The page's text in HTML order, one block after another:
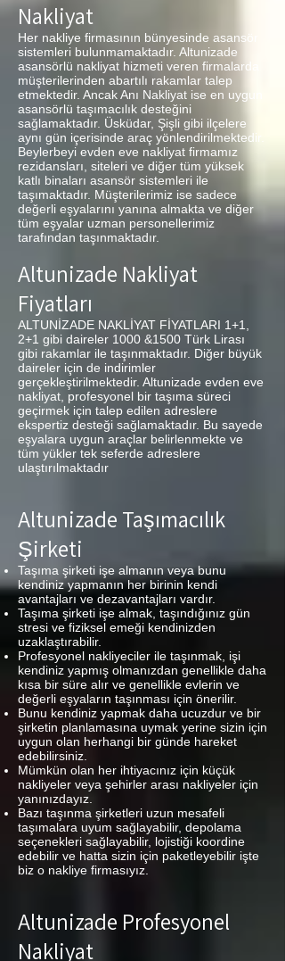
Nakliyat
Her nakliye firmasının bünyesinde asansör
sistemleri bulunmamaktadır. Altunizade
asansörlü nakliyat hizmeti veren firmalarda
müşterilerinden abartılı rakamlar talep
etmektedir. Ancak Anı Nakliyat ise en uygun
asansörlü taşımacılık desteğini
sağlamaktadır. Üsküdar, Şişli gibi ilçelere
aynı gün içerisinde araç yönlendirilmektedir.
Beylerbeyi evden eve nakliyat firmamız
rezidansları, siteleri ve diğer tüm yüksek
katlı binaları asansör sistemleri ile
taşımaktadır. Müşterilerimiz ise sadece
değerli eşyalarını yanına almakta ve diğer
tüm eşyalar uzman personellerimiz
tarafından taşınmaktadır.
Altunizade Nakliyat
Fiyatları
ALTUNİZADE NAKLİYAT FİYATLARI 1+1,
2+1 gibi daireler 1000 &1500 Türk Lirası
gibi rakamlar ile taşınmaktadır. Diğer büyük
daireler için de indirimler
gerçekleştirilmektedir. Altunizade evden eve
nakliyat, profesyonel bir taşıma süreci
geçirmek için talep edilen adreslere
ekspertiz desteği sağlamaktadır. Bu sayede
eşyalara uygun araçlar belirlenmekte ve
tüm yükler tek seferde adreslere
ulaştırılmaktadır
Altunizade Taşımacılık
Şirketi
Taşıma şirketi işe almanın veya bunu
kendiniz yapmanın her birinin kendi
avantajları ve dezavantajları vardır.
Taşıma şirketi işe almak, taşındığınız gün
stresi ve fiziksel emeği kendinizden
uzaklaştırabilir.
Profesyonel nakliyeciler ile taşınmak, işi
kendiniz yapmış olmanızdan genellikle daha
kısa bir süre alır ve genellikle evlerin ve
değerli eşyaların taşınması için önerilir.
Bunu kendiniz yapmak daha ucuzdur ve bir
şirketin planlamasına uymak yerine sizin için
uygun olan herhangi bir günde hareket
edebilirsiniz.
Mümkün olan her ihtiyacınız için küçük
nakliyeler veya şehirler arası nakliyeler için
yanınızdayız.
Bazı taşınma şirketleri uzun mesafeli
taşımalara uyum sağlayabilir, depolama
seçenekleri sağlayabilir, lojistiği koordine
edebilir ve hatta sizin için paketleyebilir işte
biz o nakliye firmasıyız.
Altunizade Profesyonel
Nakliyat